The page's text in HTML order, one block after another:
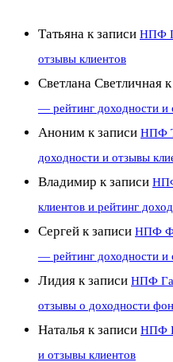
Татьяна к записи НПФ
отзывы клиентов
Светлана Светличная
— рейтинг доходности и
Аноним к записи НПФ
доходности и отзывы
Владимир к записи
клиентов и рейтинг
Сергей к записи НПФ
— рейтинг доходности и
Лидия к записи НПФ
отзывы о доходности
Наталья к записи НПФ
и отзывы клиентов